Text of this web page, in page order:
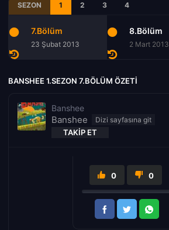
SEZON 1 2 3 4
7.Bölüm
23 Şubat 2013
8.Bölüm
2 Mart 2013
BANSHEE 1.SEZON 7.BÖLÜM ÖZETI
Banshee
Banshee
TAKIP ET
0 0